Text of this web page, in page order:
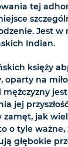
tej
Jest w
Indian.
księży
oparty na
jej
zamęt, jak
o tyle ważne,
głębokie